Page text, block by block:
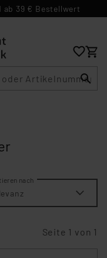
39 € Bestellwert
nach
Seite 1 von 1